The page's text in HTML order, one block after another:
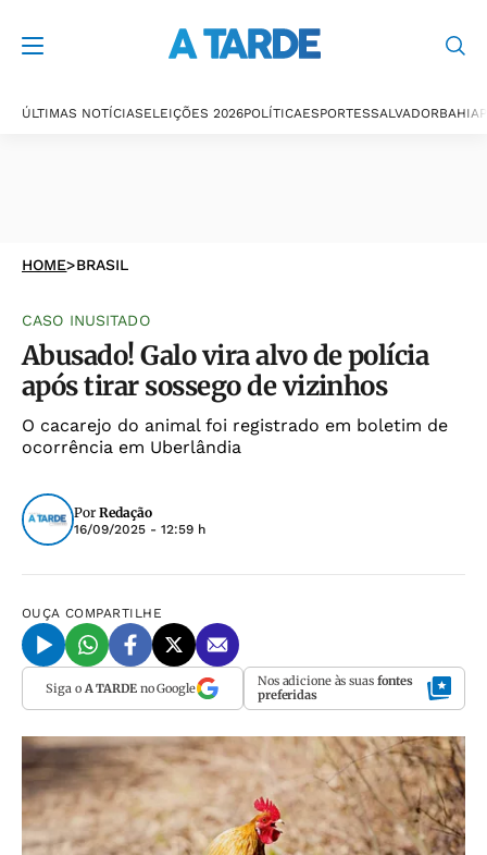
ÚLTIMAS NOTÍCIASELEIÇÕES 2026POLÍTICAESPORTESSALVADORBAHIA
HOME>BRASIL
CASO INUSITADO
Abusado! Galo vira alvo de polícia
após tirar sossego de vizinhos
O cacarejo do animal foi registrado em boletim de
ocorrência em Uberlândia
Por Redação
16/09/2025 - 12:59 h
OUÇA COMPARTILHE
Siga o A TARDEno Google Nos adicione às suas fontes
preferidas